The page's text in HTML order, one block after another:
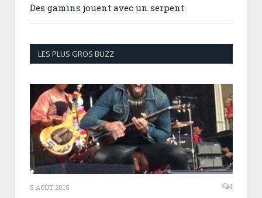
Des gamins jouent avec un serpent
LES PLUS GROS BUZZ
5 AOÛT 2015 1